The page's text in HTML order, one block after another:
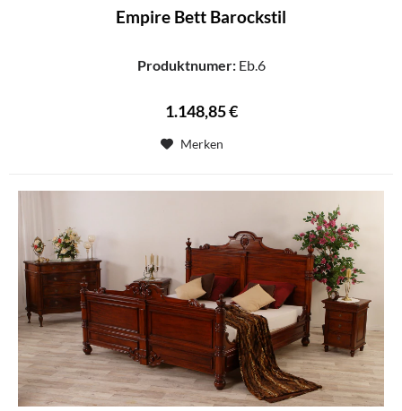
Empire Bett Barockstil
Produktnumer:Eb.6
1.148,85 €
Merken